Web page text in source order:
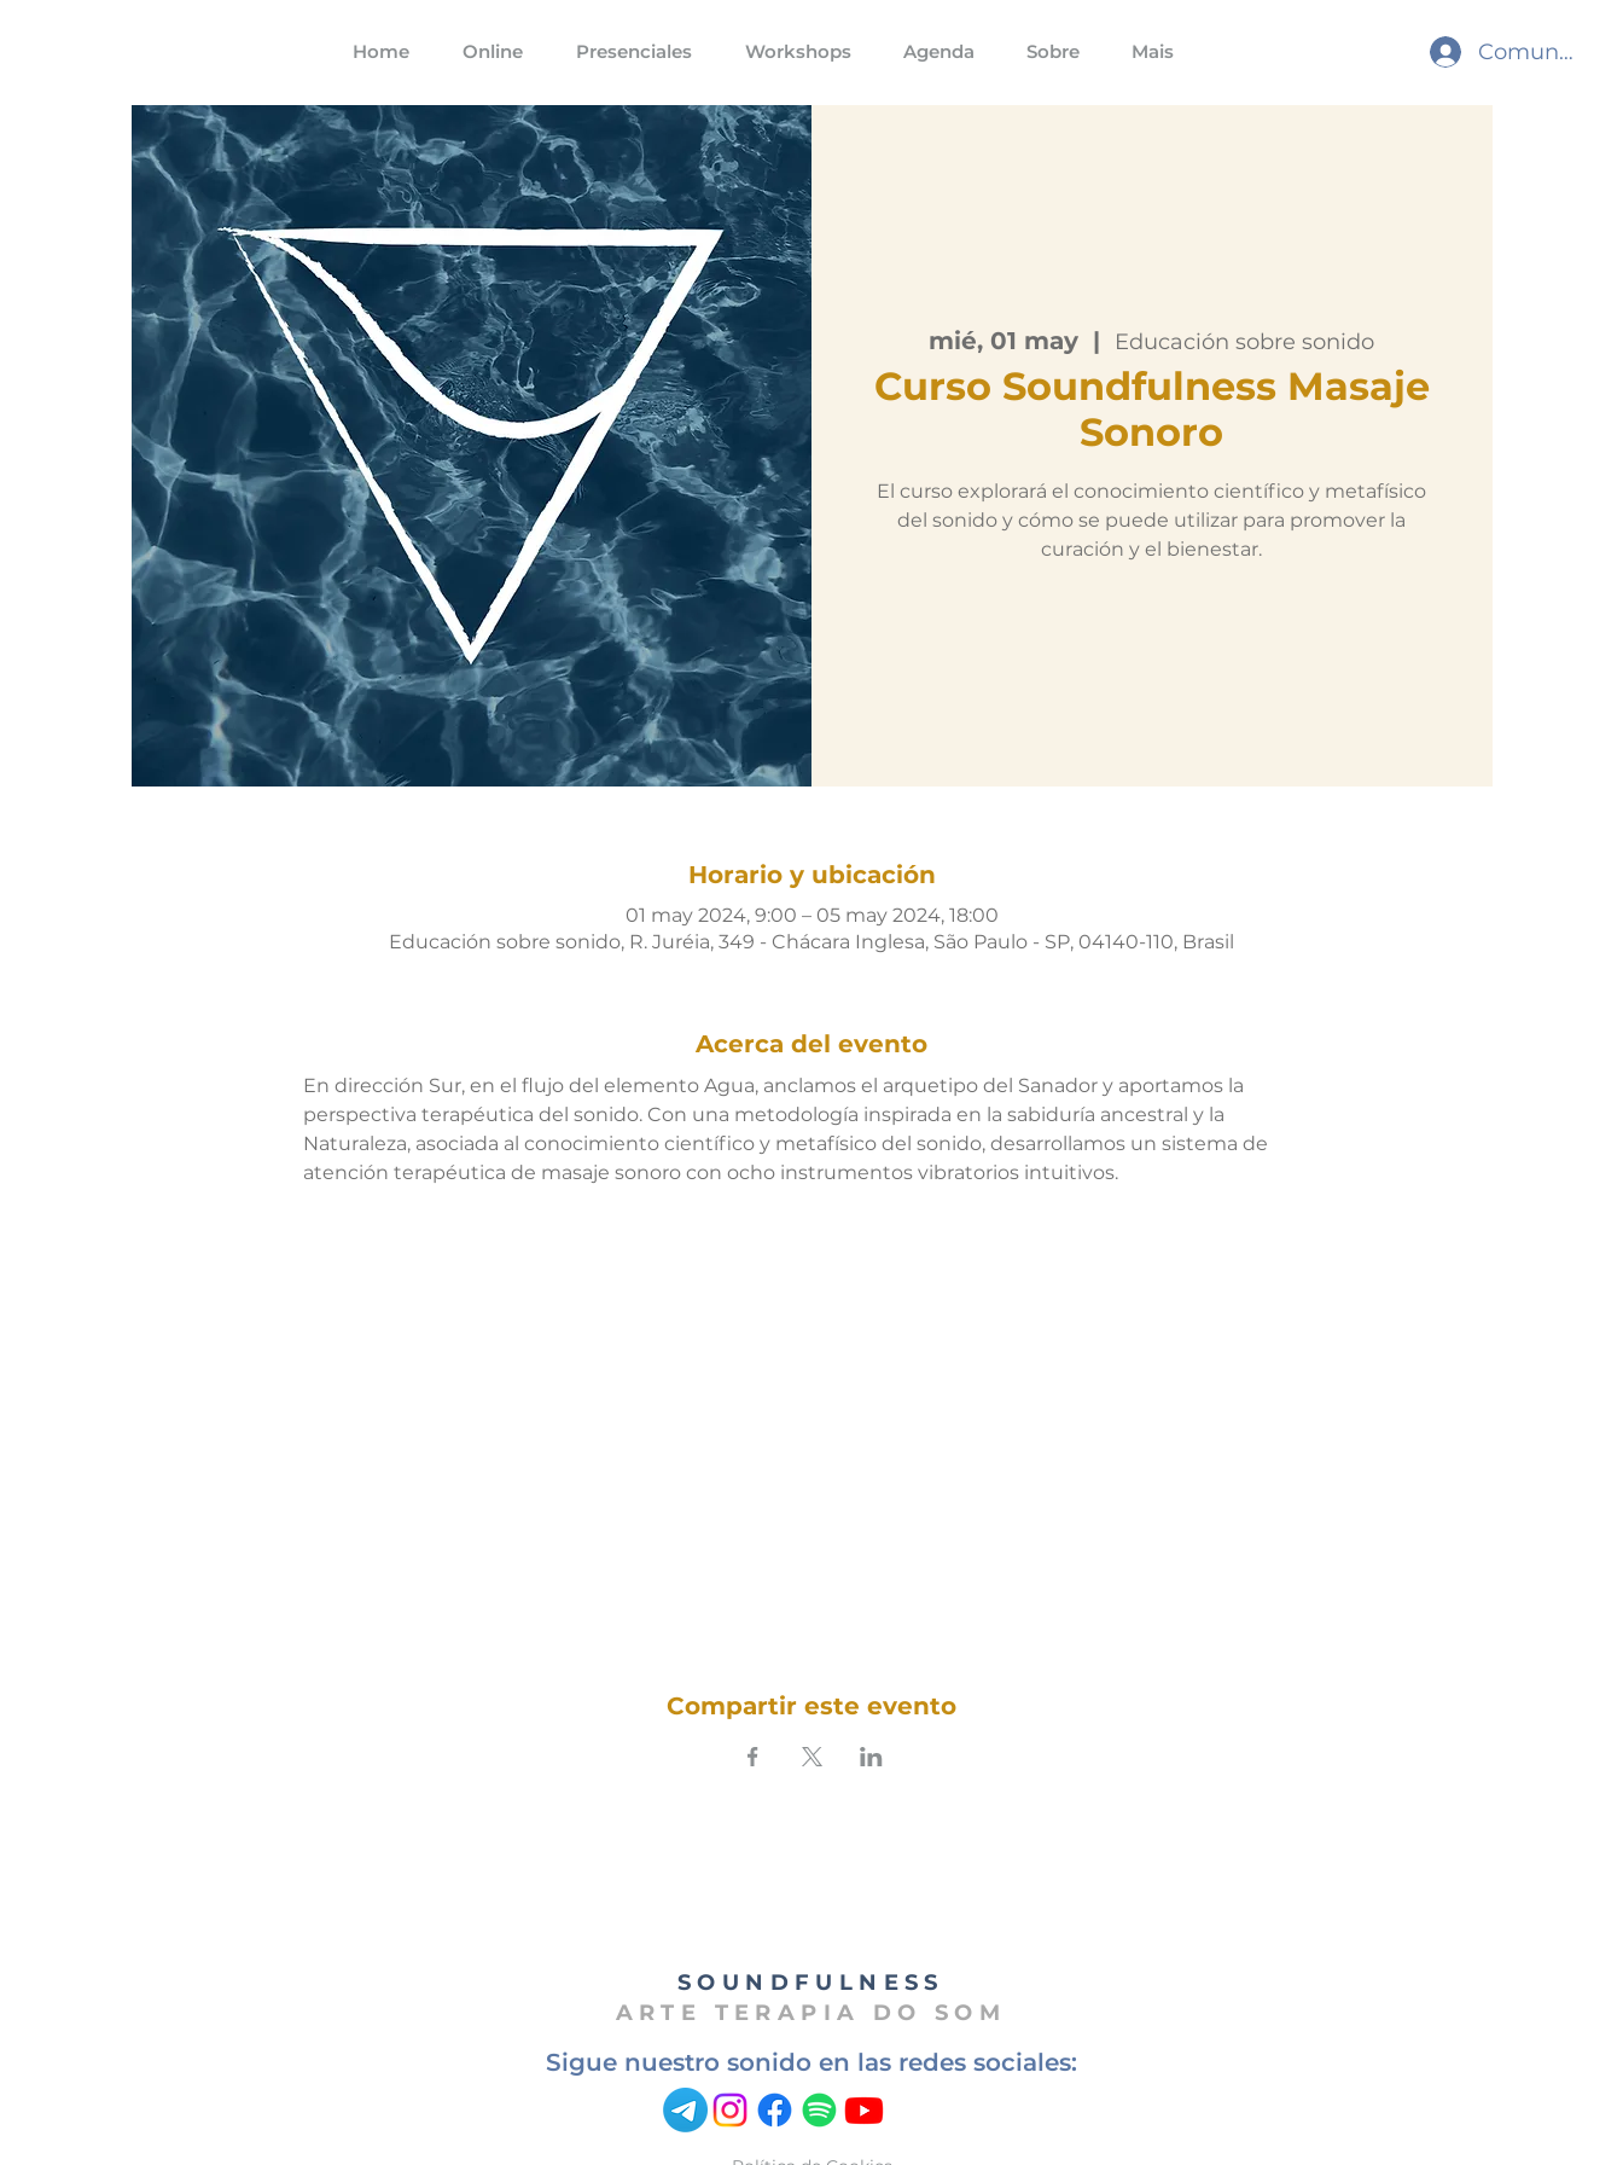
Home Online Presenciales Workshops Agenda Sobre Mais Comunidade
mié, 01 may
  |
Educación sobre sonido
Curso Soundfulness Masaje
Sonoro
El curso explorará el conocimiento científico y metafísico
del sonido y cómo se puede utilizar para promover la
curación y el bienestar.
Horario y ubicación
01 may 2024, 9:00 – 05 may 2024, 18:00
Educación sobre sonido, R. Juréia, 349 - Chácara Inglesa, São Paulo - SP, 04140-110, Brasil
Acerca del evento
En dirección Sur, en el flujo del elemento Agua, anclamos el arquetipo del Sanador y aportamos la
perspectiva terapéutica del sonido. Con una metodología inspirada en la sabiduría ancestral y la
Naturaleza, asociada al conocimiento científico y metafísico del sonido, desarrollamos un sistema de
atención terapéutica de masaje sonoro con ocho instrumentos vibratorios intuitivos.
Compartir este evento
SOUNDFULNESS​
ARTE TERAPIA DO SOM
Sigue nuestro sonido en las redes sociales: